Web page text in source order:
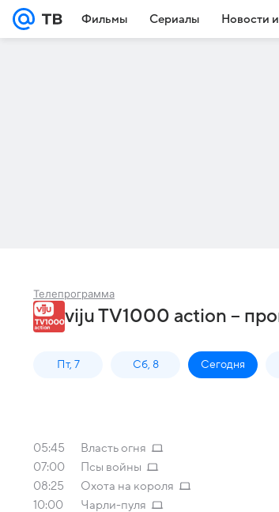
Фильмы Сериалы Новости
Телепрограмма
viju TV1000 action –
Пт, 7 Сб, 8 Сегодня
05:45
Власть огня
07:00
Псы войны
08:25
Охота на короля
10:00
Чарли-пуля